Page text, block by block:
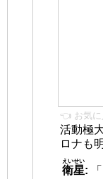
👈 お気に
活動極
ロナも
衛星
えいせい
: